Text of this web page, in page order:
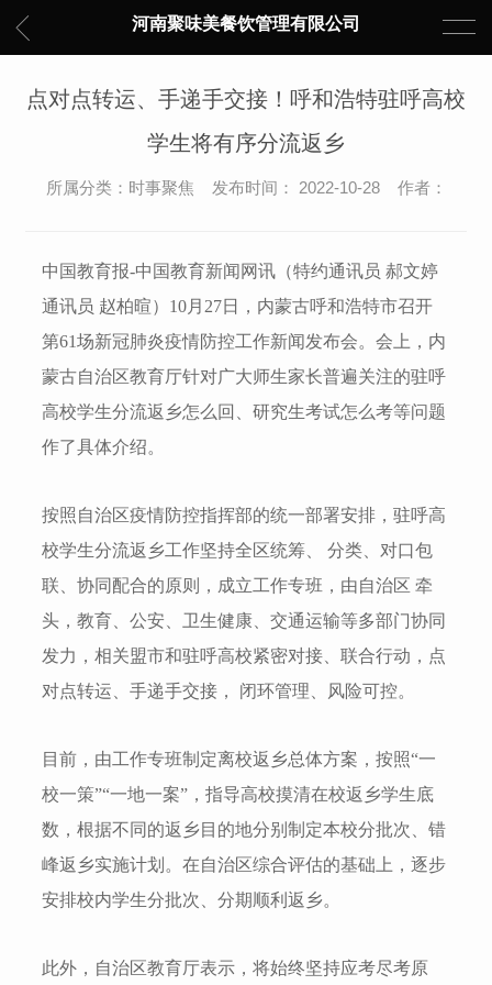
河南聚味美餐饮管理有限公司
点对点转运、手递手交接！呼和浩特驻呼高校
学生将有序分流返乡
所属分类：时事聚焦 发布时间： 2022-10-28 作者：
中国教育报-中国教育新闻网讯（特约通讯员 郝文婷
通讯员 赵柏暄） 10月27日，内蒙古呼和浩特市召开
第61场新冠肺炎疫情防控工作新闻发布会。会上，内
蒙古自治区教育厅针对广大师生家长普遍关注的驻呼
高校学生分流返乡怎么回、研究生考试怎么考等问题
作了具体介绍。
按照自治区疫情防控指挥部的统一部署安排，驻呼高
校学生分流返乡工作坚持全区统筹、 分类、对口包
联、协同配合的原则，成立工作专班，由自治区 牵
头，教育、公安、卫生健康、交通运输等多部门协同
发力，相关盟市和驻呼高校紧密对接、联合行动，点
对点转运、手递手交接， 闭环管理、风险可控。
目前，由工作专班制定离校返乡总体方案，按照“一
校一策”“一地一案”，指导高校摸清在校返乡学生底
数，根据不同的返乡目的地分别制定本校分批次、错
峰返乡实施计划。在自治区综合评估的基础上，逐步
安排校内学生分批次、分期顺利返乡。
此外，自治区教育厅表示，将始终坚持应考尽考原